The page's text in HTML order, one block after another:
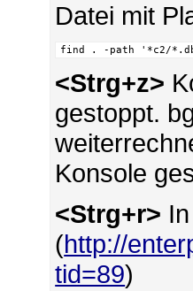
Datei mit
find . -path '*c2/
<Strg+z>
gestoppt.
Konsole
<Strg+r>
(http://
tid=89)